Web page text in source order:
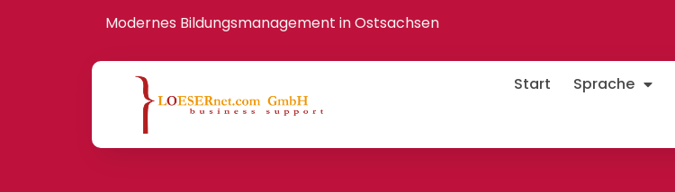
Modernes Bildungsmanagement in Ostsachsen
Start Sprache